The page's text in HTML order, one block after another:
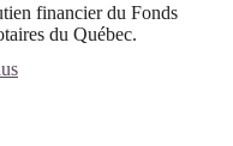
financier du Fonds
du Québec.